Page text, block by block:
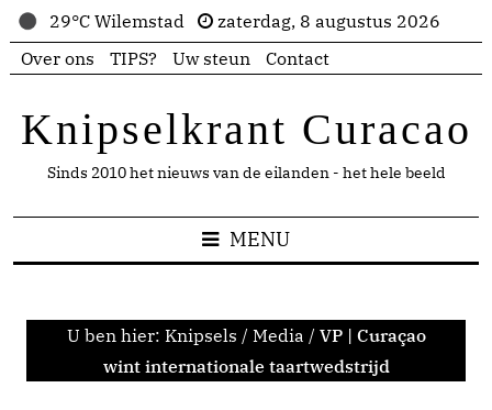
29°C Wilemstad
zaterdag, 8 augustus 2026
Over ons
TIPS? Uw steun Contact
Knipselkrant Curacao
Sinds 2010 het nieuws van de eilanden - het hele beeld
MENU
U ben hier: Knipsels / Media / VP | Curaçao
wint internationale taartwedstrijd